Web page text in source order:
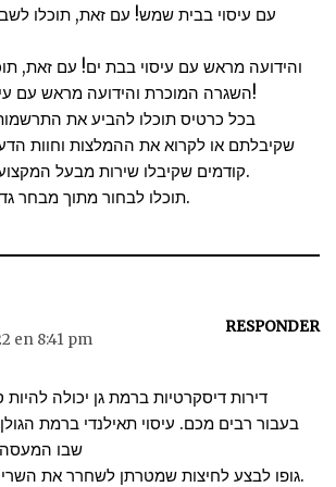
עם עיסוי בבית שמש! עם זאת, תוכלו
והידועה מראש עם עיסוי בבת ים! עם זאת,
השגרה המוכרת והידועה מראש עם עיסוי בגבעתיים!
בכל כרטיס תוכלו להביע את
שקיבלתם או לקרוא את ההמלצות וחוות
קודמים שקיבלו שירות מבעל המקצוע/העסק בצפון.
תוכלו לבחור מתוך מבחר גדול של עיסויים.
en 8:41 pm
RESPONDER
דירות דיסקרטיות ברמת גן יכולה
בעבור רבים מכם. עיסוי תאילנדי ברמת הגולן
שבו
גופו לבצע לחיצות שמטרתן לשחרר את השרירים של המטופל.